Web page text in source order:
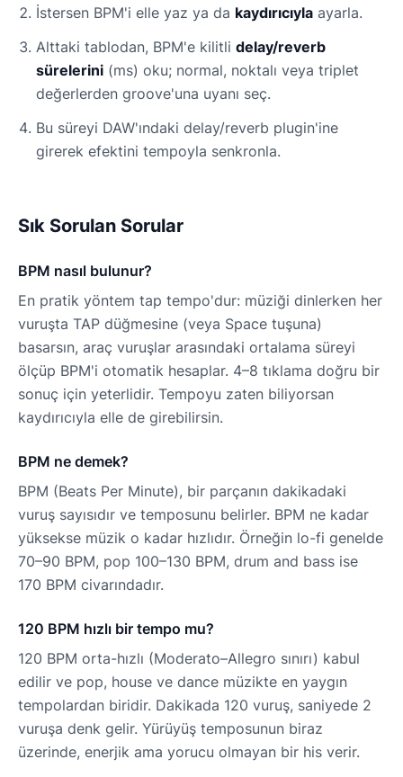
İstersen BPM'i elle yaz ya da kaydırıcıyla ayarla.
Alttaki tablodan, BPM'e kilitli delay/reverb
sürelerini (ms) oku; normal, noktalı veya triplet
değerlerden groove'una uyanı seç.
Bu süreyi DAW'ındaki delay/reverb plugin'ine
girerek efektini tempoyla senkronla.
Sık Sorulan Sorular
BPM nasıl bulunur?
En pratik yöntem tap tempo'dur: müziği dinlerken her
vuruşta TAP düğmesine (veya Space tuşuna)
basarsın, araç vuruşlar arasındaki ortalama süreyi
ölçüp BPM'i otomatik hesaplar. 4–8 tıklama doğru bir
sonuç için yeterlidir. Tempoyu zaten biliyorsan
kaydırıcıyla elle de girebilirsin.
BPM ne demek?
BPM (Beats Per Minute), bir parçanın dakikadaki
vuruş sayısıdır ve temposunu belirler. BPM ne kadar
yüksekse müzik o kadar hızlıdır. Örneğin lo-fi genelde
70–90 BPM, pop 100–130 BPM, drum and bass ise
170 BPM civarındadır.
120 BPM hızlı bir tempo mu?
120 BPM orta-hızlı (Moderato–Allegro sınırı) kabul
edilir ve pop, house ve dance müzikte en yaygın
tempolardan biridir. Dakikada 120 vuruş, saniyede 2
vuruşa denk gelir. Yürüyüş temposunun biraz
üzerinde, enerjik ama yorucu olmayan bir his verir.